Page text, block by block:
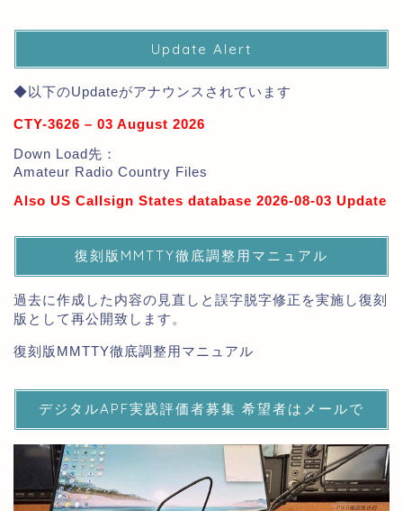
Update Alert
◆以下のUpdateがアナウンスされています
CTY-3626 – 03 August 2026
Down Load先：
Amateur Radio Country Files
Also US Callsign States database 2026-08-03 Update
復刻版MMTTY徹底調整用マニュアル
過去に作成した内容の見直しと誤字脱字修正を実施し復刻
版として再公開致します。
復刻版MMTTY徹底調整用マニュアル
デジタルAPF実践評価者募集 希望者はメールで